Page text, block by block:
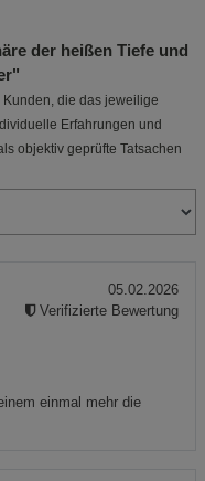
der heißen Tiefe und
die das jeweilige
Erfahrungen und
objektiv geprüfte Tatsachen
einmal mehr die
05.02.2026
Verifizierte Bewertung